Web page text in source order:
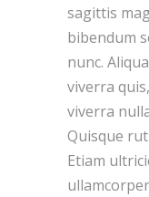
sagittis
bibendum
nunc.
viverra
viverra
Quisque
Etiam